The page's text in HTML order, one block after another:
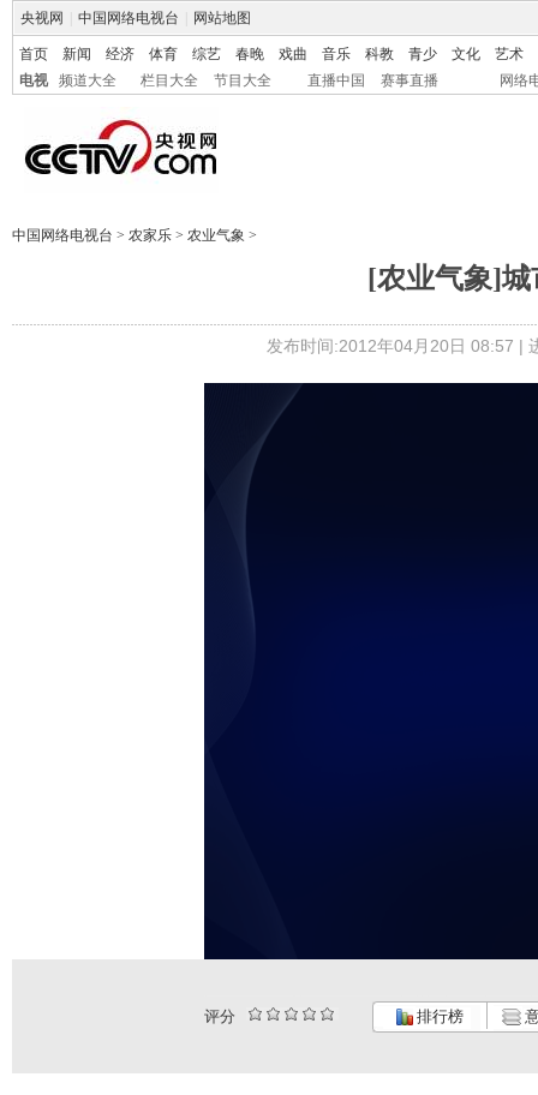
央视网 中国网络电视台 网站地图
首页 新闻 经济 体育 综艺 春晚 戏曲 音乐 科教 青少 文化
艺术
电视
频道大全 栏目大全 节目大全 直播中国 赛事直播 网络
中国网络电视台 > 农家乐 > 农业气象 >
[农业气象]城
发布时间:2012年04月20日 08:57 |
评分 排行榜